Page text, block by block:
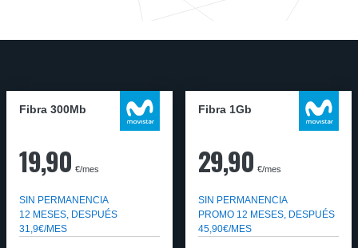
Fibra 300Mb
19,90 €/mes
SIN PERMANENCIA
12 MESES, DESPUÉS
31,9€/MES
Fibra 1Gb
29,90 €/mes
SIN PERMANENCIA
PROMO 12 MESES, DESPUÉS
45,90€/MES